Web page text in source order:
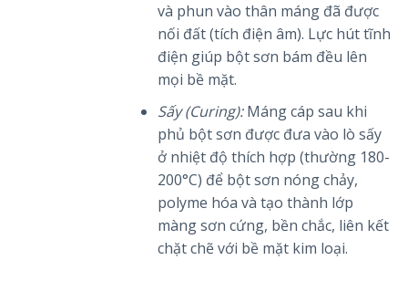
và phun vào thân máng đã được
nối đất (tích điện âm). Lực hút tĩnh
điện giúp bột sơn bám đều lên
mọi bề mặt.
Sấy (Curing):Máng cáp sau khi
phủ bột sơn được đưa vào lò sấy
ở nhiệt độ thích hợp (thường 180-
200°C) để bột sơn nóng chảy,
polyme hóa và tạo thành lớp
màng sơn cứng, bền chắc, liên kết
chặt chẽ với bề mặt kim loại.